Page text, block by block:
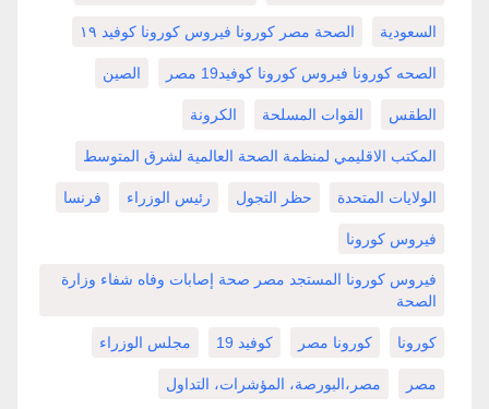
السعودية الصحة مصر كورونا فيروس كورونا كوفيد ١٩
الصحه كورونا فيروس كورونا كوفيد19 مصر الصين
الطقس القوات المسلحة الكرونة
المكتب الاقليمي لمنظمة الصحة العالمية لشرق المتوسط
الولايات المتحدة حظر التجول رئيس الوزراء فرنسا
فيروس كورونا
فيروس كورونا المستجد مصر صحة إصابات وفاه شفاء وزارة
الصحة
كورونا كورونا مصر كوفيد 19 مجلس الوزراء
مصر مصر،البورصة، المؤشرات، التداول